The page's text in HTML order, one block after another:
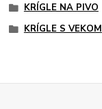
KRÍGLE NA PIVO
KRÍGLE S VEKOM